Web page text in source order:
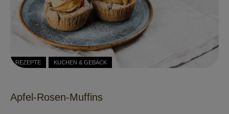
REZEPTE KUCHEN & GEBÄCK
Apfel-Rosen-Muffins